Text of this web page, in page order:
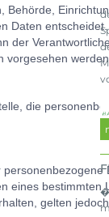
Daten
der
vorgesehen
die
eines bestimmten
gelten